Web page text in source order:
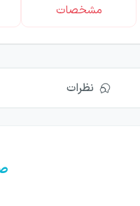
مشخصات
نظرات